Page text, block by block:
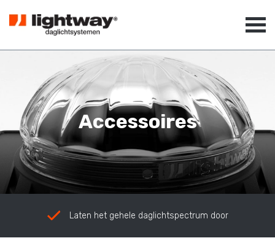
Accessoires
Laten het gehele daglichtspectrum door